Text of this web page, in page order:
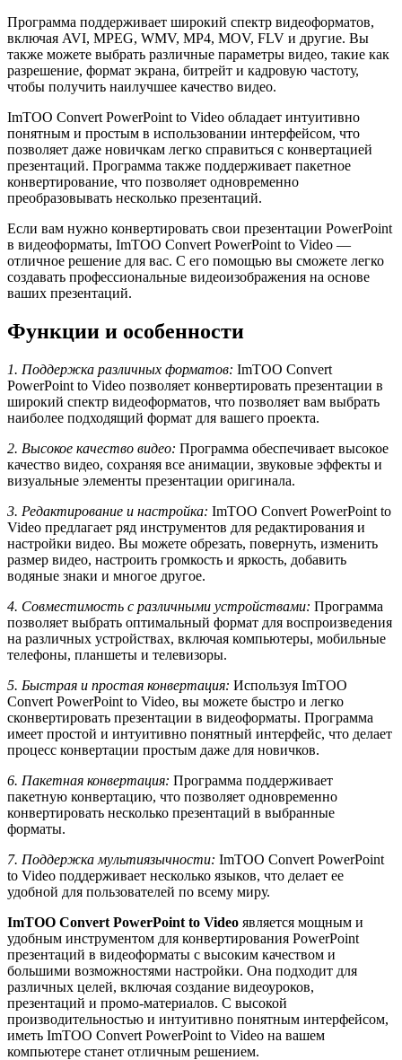
Программа поддерживает широкий спектр видеоформатов,
включая AVI, MPEG, WMV, MP4, MOV, FLV и другие. Вы
также можете выбрать различные параметры видео, такие как
разрешение, формат экрана, битрейт и кадровую частоту,
чтобы получить наилучшее качество видео.
ImTOO Convert PowerPoint to Video обладает интуитивно
понятным и простым в использовании интерфейсом, что
позволяет даже новичкам легко справиться с конвертацией
презентаций. Программа также поддерживает пакетное
конвертирование, что позволяет одновременно
преобразовывать несколько презентаций.
Если вам нужно конвертировать свои презентации PowerPoint
в видеоформаты, ImTOO Convert PowerPoint to Video —
отличное решение для вас. С его помощью вы сможете легко
создавать профессиональные видеоизображения на основе
ваших презентаций.
Функции и особенности
1. Поддержка различных форматов: ImTOO Convert
PowerPoint to Video позволяет конвертировать презентации в
широкий спектр видеоформатов, что позволяет вам выбрать
наиболее подходящий формат для вашего проекта.
2. Высокое качество видео: Программа обеспечивает высокое
качество видео, сохраняя все анимации, звуковые эффекты и
визуальные элементы презентации оригинала.
3. Редактирование и настройка: ImTOO Convert PowerPoint to
Video предлагает ряд инструментов для редактирования и
настройки видео. Вы можете обрезать, повернуть, изменить
размер видео, настроить громкость и яркость, добавить
водяные знаки и многое другое.
4. Совместимость с различными устройствами: Программа
позволяет выбрать оптимальный формат для воспроизведения
на различных устройствах, включая компьютеры, мобильные
телефоны, планшеты и телевизоры.
5. Быстрая и простая конвертация: Используя ImTOO
Convert PowerPoint to Video, вы можете быстро и легко
сконвертировать презентации в видеоформаты. Программа
имеет простой и интуитивно понятный интерфейс, что делает
процесс конвертации простым даже для новичков.
6. Пакетная конвертация: Программа поддерживает
пакетную конвертацию, что позволяет одновременно
конвертировать несколько презентаций в выбранные
форматы.
7. Поддержка мультиязычности: ImTOO Convert PowerPoint
to Video поддерживает несколько языков, что делает ее
удобной для пользователей по всему миру.
ImTOO Convert PowerPoint to Video является мощным и
удобным инструментом для конвертирования PowerPoint
презентаций в видеоформаты с высоким качеством и
большими возможностями настройки. Она подходит для
различных целей, включая создание видеоуроков,
презентаций и промо-материалов. С высокой
производительностью и интуитивно понятным интерфейсом,
иметь ImTOO Convert PowerPoint to Video на вашем
компьютере станет отличным решением.